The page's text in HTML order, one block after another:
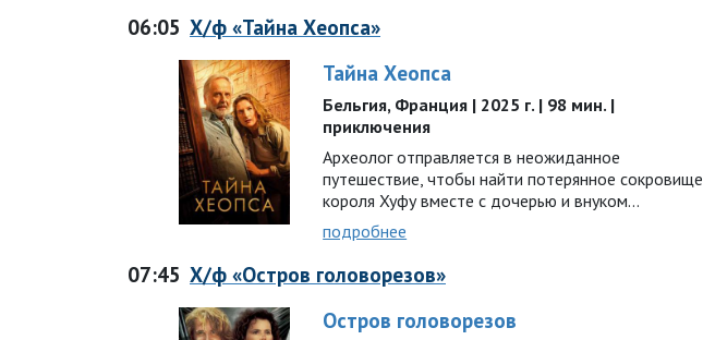
06:05 Х/ф «Тайна Хеопса»
Тайна Хеопса
Бельгия, Франция | 2025 г. | 98 мин. |
приключения
Археолог отправляется в неожиданное
путешествие, чтобы найти потерянное сокровище
короля Хуфу вместе с дочерью и внуком…
подробнее
07:45 Х/ф «Остров головорезов»
Остров головорезов